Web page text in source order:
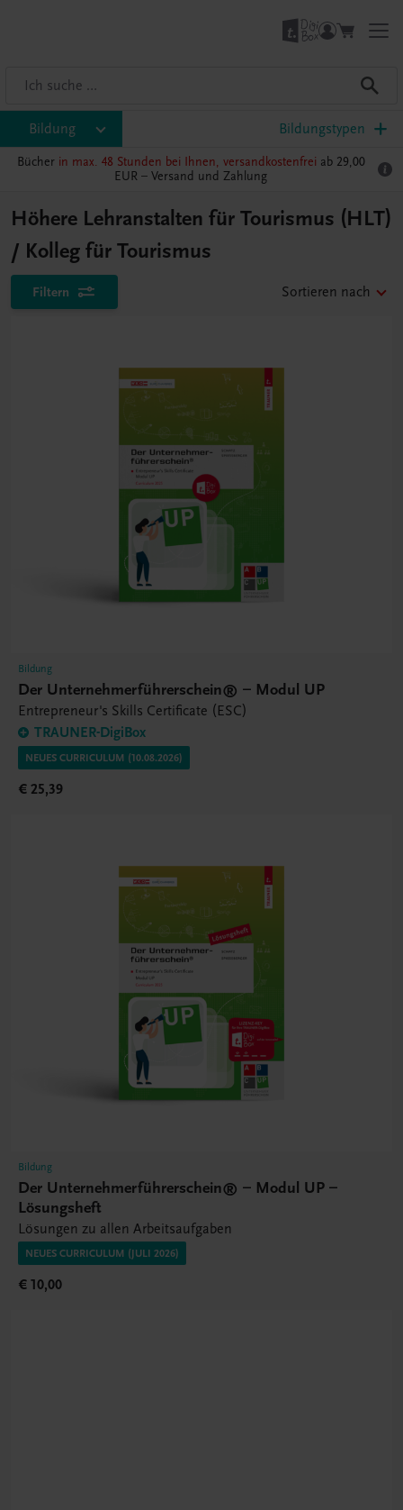
Bildung Bildungstypen
Bücher in max. 48 Stunden bei Ihnen, versandkostenfrei ab 29,00
EUR – Versand und Zahlung
Höhere Lehranstalten für Tourismus (HLT)
/ Kolleg für Tourismus
Filtern Sortieren nach
Bildung
Der Unternehmerführerschein® – Modul UP
Entrepreneur's Skills Certificate (ESC)
TRAUNER-DigiBox
NEUES CURRICULUM (10.08.2026)
€ 25,39
Bildung
Der Unternehmerführerschein® – Modul UP –
Lösungsheft
Lösungen zu allen Arbeitsaufgaben
NEUES CURRICULUM (JULI 2026)
€ 10,00